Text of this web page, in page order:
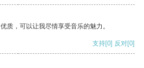
质，可以让我尽情享受音乐的魅力。
支持[0] 反对[0]